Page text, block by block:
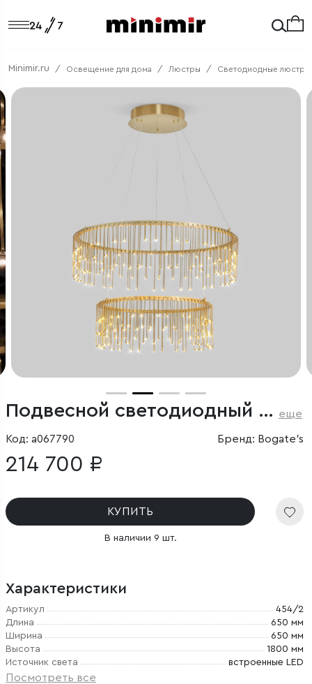
Minimir.ru Освещение для дома Люстры Светодиодные люстры
Подвесной светодиодный светильник еще
Код: a067790 Бренд: Bogate's
214 700 ₽
КУПИТЬ
В наличии 9 шт.
Характеристики
Артикул
454/2
Длина
650 мм
Ширина
650 мм
Высота
1800 мм
Источник света
встроенные LED
Посмотреть все